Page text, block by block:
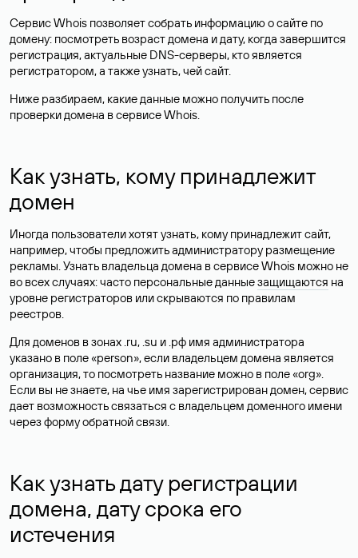
Сервис Whois позволяет собрать информацию о сайте по
домену: посмотреть возраст домена и дату, когда завершится
регистрация, актуальные DNS-серверы, кто является
регистратором, а также узнать, чей сайт.
Ниже разбираем, какие данные можно получить после
проверки домена в сервисе Whois.
Как узнать, кому принадлежит
домен
Иногда пользователи хотят узнать, кому принадлежит сайт,
например, чтобы предложить администратору размещение
рекламы. Узнать владельца домена в сервисе Whois можно не
во всех случаях: часто персональные данныезащищаются на
уровне регистраторов или скрываются по правилам
реестров.
Для доменов в зонах .ru, .su и .рф имя администратора
указано в поле «person», если владельцем домена является
организация, то посмотреть название можно в поле «org».
Если вы не знаете, на чье имя зарегистрирован домен, сервис
дает возможность связаться с владельцем доменного имени
через форму обратной связи.
Как узнать дату регистрации
домена, дату срока его
истечения